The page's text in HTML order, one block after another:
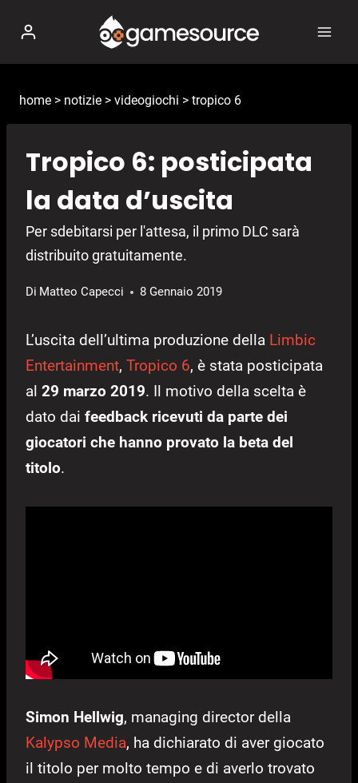
contenuto
home > notizie > videogiochi > tropico 6
Tropico 6: posticipata
la data d’uscita
Per sdebitarsi per l'attesa, il primo DLC sarà
distribuito gratuitamente.
Di Matteo Capecci 8 Gennaio 2019
L’uscita dell’ultima produzione della Limbic
Entertainment, Tropico 6, è stata posticipata
al 29 marzo 2019. Il motivo della scelta è
dato dai feedback ricevuti da parte dei
giocatori che hanno provato la beta del
titolo.
Simon Hellwig, managing director della
Kalypso Media, ha dichiarato di aver giocato
il titolo per molto tempo e di averlo trovato